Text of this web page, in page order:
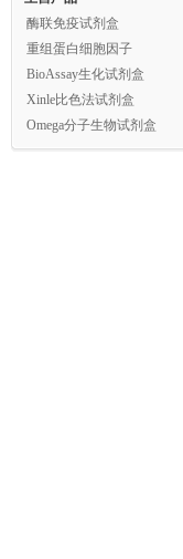
酶联免疫试剂盒
重组蛋白细胞因子
BioAssay生化试剂盒
Xinle比色法试剂盒
Omega分子生物试剂盒